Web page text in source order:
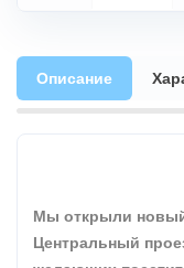
Описание
Мы открыли новый
Центральный